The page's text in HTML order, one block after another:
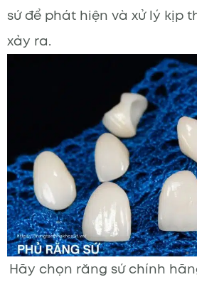
sứ để phát hiện và xử lý kịp
xảy ra.
Hãy chọn răng sứ chính